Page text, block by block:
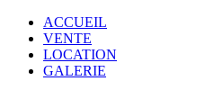
ACCUEIL
VENTE
LOCATION
GALERIE